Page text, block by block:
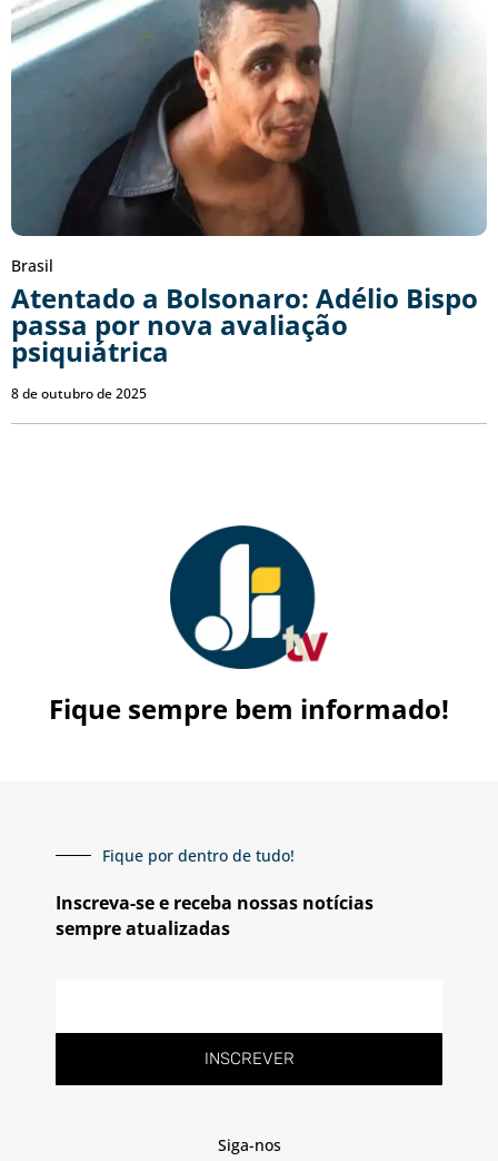
Brasil
Atentado a Bolsonaro: Adélio Bispo
passa por nova avaliação
psiquiátrica
8 de outubro de 2025
Fique sempre bem informado!
Fique por dentro de tudo!
Inscreva-se e receba nossas notícias
sempre atualizadas
INSCREVER
Siga-nos